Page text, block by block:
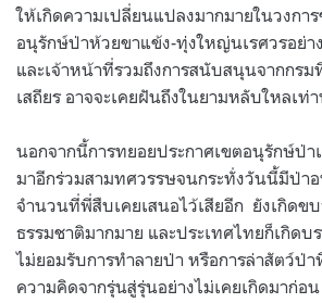
ให้เกิดความเปลี่ยนแปลงมากมายในวงกา
อนุรักษ์ป่าห้วยขาแข้ง-ทุ่งใหญ่นเรศวรอย่
และเจ้าหน้าที่รวมถึงการสนับสนุนจากกรม
เสถียร อาจจะเคยฝันถึงในยามหลับใหลเท่
นอกจากนี้การทยอยประกาศเขตอนุรักษ์ป่า
มาอีกร่วมสามทศวรรษจนกระทั่งวันนี้มีป่า
จำนวนที่พี่สืบเคยเสนอไว้เสียอีก ยังเกิดข
ธรรมชาติมากมาย และประเทศไทยก็เกิด
ไม่ยอมรับการทำลายป่า หรือการล่าสัตว์ป่
ความคิดจากรุ่นสู่รุ่นอย่างไม่เคยเกิดมาก่อน